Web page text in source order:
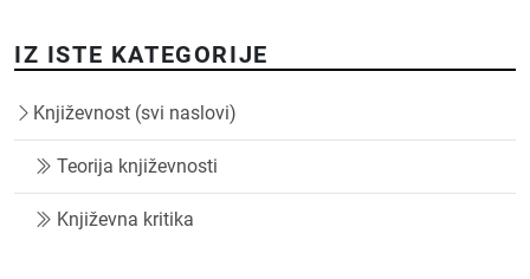
IZ ISTE KATEGORIJE
Književnost (svi naslovi)
Teorija književnosti
Književna kritika